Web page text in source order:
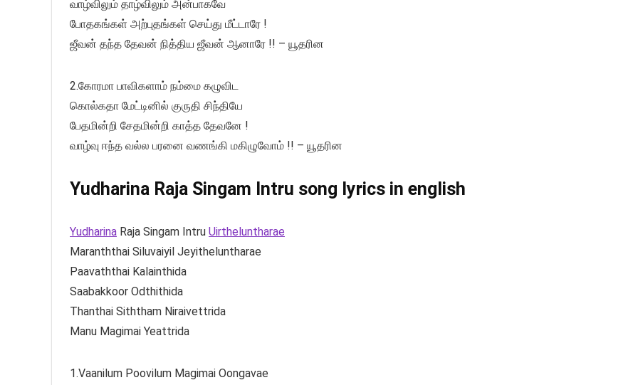
வாழ்விலும் தாழ்விலும் அன்பாகவே
போதகங்கள் அற்புதங்கள் செய்து மீட்டாரே !
ஜீவன் தந்த தேவன் நித்திய ஜீவன் ஆனாரே !! – யூதரின
2.கோரமா பாவிகளாம் நம்மை கழுவிட
கொல்கதா மேட்டினில் குருதி சிந்தியே
பேதமின்றி சேதமின்றி காத்த தேவனே !
வாழ்வு ஈந்த வல்ல பரனை வணங்கி மகிழுவோம் !! – யூதரின
Yudharina Raja Singam Intru song lyrics in english
Yudharina Raja Singam Intru Uirtheluntharae
Maranththai Siluvaiyil Jeyitheluntharae
Paavaththai Kalainthida
Saabakkoor Odthithida
Thanthai Siththam Niraivettrida
Manu Magimai Yeattrida
1.Vaanilum Poovilum Magimai Oongavae